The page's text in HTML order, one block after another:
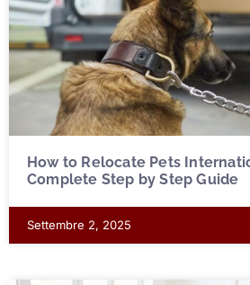
How to Relocate Pets
Complete Step by Step Guide
Settembre 2, 2025